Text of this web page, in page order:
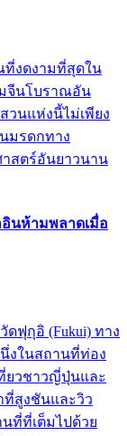
งดงามที่สุดใน
มจีนโบราณอัน
วนแห่งนี้ไม่เพียง
มรดกทาง
สตร์อันยาวนาน
อินห้ามพลาดเมื่อ
ดฟุกุอิ (Fukui) ทาง
งในสถานที่ท่อง
ยวชาวญี่ปุ่นและ
ที่สูงชันและวิว
ที่ที่เต็มไปด้วย